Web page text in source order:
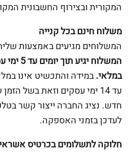
המקורית ובצירוף החשבונית
משלוח חינם בכל קנייה
המשלוחים מגיעים באמצעות
המשלוח
במלאי.במידה והתכשיט אינו
עד 14 ימי עסקים וזאת בשל
חדש. נציג החברה ייצור קשר
לעדכן בזמני האספקה.
חלוקה לתשלומים בכרטיס